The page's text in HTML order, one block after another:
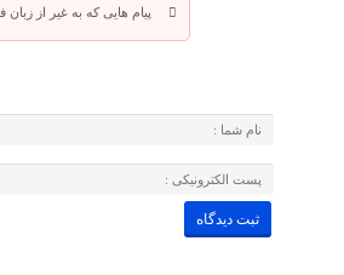
پیام هایی که به غیر از